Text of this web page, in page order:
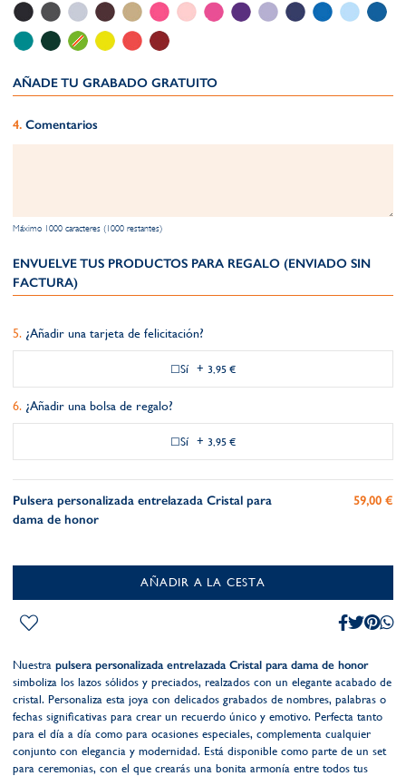
AÑADE TU GRABADO GRATUITO​
Comentarios
Máximo 1000 caracteres (1000 restantes)
ENVUELVE TUS PRODUCTOS PARA REGALO (ENVIADO SIN
FACTURA)
¿Añadir una tarjeta de felicitación?
Sí + 3,95 €
¿Añadir una bolsa de regalo?
Sí + 3,95 €
Pulsera personalizada entrelazada Cristal para
dama de honor
59,00 €
AÑADIR A LA CESTA
Nuestra pulsera personalizada entrelazada Cristal para dama de honor
simboliza los lazos sólidos y preciados, realzados con un elegante acabado de
cristal. Personaliza esta joya con delicados grabados de nombres, palabras o
fechas significativas para crear un recuerdo único y emotivo. Perfecta tanto
para el día a día como para ocasiones especiales, complementa cualquier
conjunto con elegancia y modernidad. Está disponible como parte de un set
para ceremonias, con el que crearás una bonita armonía entre todos tus